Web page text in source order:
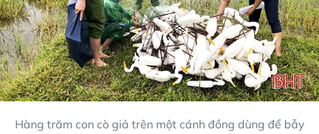
Hàng trăm con cò giả trên một cánh đồng dùng để bẫy